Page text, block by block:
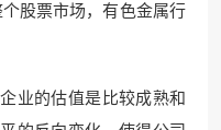
股票市场，有色金属行
业的估值是比较成熟和